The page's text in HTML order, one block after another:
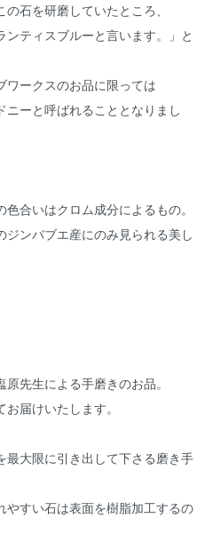
石を研磨していたところ、
ティスブルーと言います。」と
ワークスのお品に限っては
ーと呼ばれることとなりまし
合いはクロム成分によるもの。
ンバブエ産にのみ見られる美し
先生による手磨きのお品。
届けいたします。
最大限に引き出して下さる磨き手
やすい石は表面を樹脂加工するの